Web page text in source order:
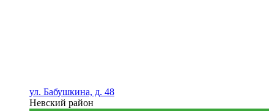
ул. Бабушкина, д. 48
Невский район